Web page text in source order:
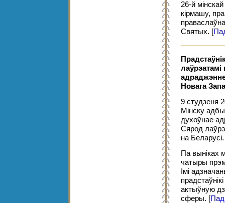
26-й
кірмашу,
Святых. [
лаўрэатамі
Новага
9 студзеня
Мінску
духоўнае
Сярод
на Беларусі.
Па выніках
чатыры
Імі
актыўную
сферы. [